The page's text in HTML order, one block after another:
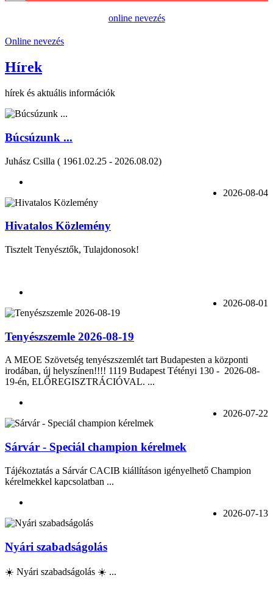
online nevezés
Online nevezés
Hírek
hírek és aktuális információk
Búcsúzunk ...
Juhász Csilla ( 1961.02.25 - 2026.08.02)
2026-08-04
Hivatalos Közlemény
Tisztelt Tenyésztők, Tulajdonosok!
2026-08-01
Tenyészszemle 2026-08-19
A MEOE Szövetség tenyészszemlét tart Budapesten a központi
irodában, új helyszínen!!!! 1119 Budapest Tétényi 130 - 2026-08-
19-én, ELŐREGISZTRÁCIÓVAL. ...
2026-07-22
Sárvár - Speciál champion kérelmek
Tájékoztatás a Sárvár CACIB kiállításon igényelhető Champion
kérelmekkel kapcsolatban ...
2026-07-13
Nyári szabadságolás
☀️ Nyári szabadságolás ☀️ ...